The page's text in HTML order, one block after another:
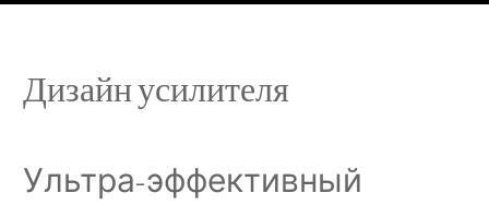
Дизайн усилителя
Ультра-эффективный